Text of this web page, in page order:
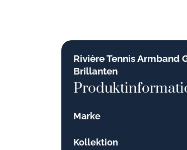
Rivière Tennis Armband
Brillanten
Marke
Kollektion